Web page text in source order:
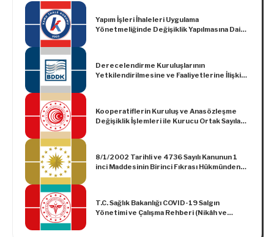
Yapım İşleri İhaleleri Uygulama
Yönetmeliğinde Değişiklik Yapılmasına Dair
Derecelendirme Kuruluşlarının
Yetkilendirilmesine ve Faaliyetlerine İlişkin
Kooperatiflerin Kuruluş ve Anasözleşme
Değişiklik İşlemleri ile Kurucu Ortak Sayıları
8/1/2002 Tarihli ve 4736 Sayılı Kanunun 1
inci Maddesinin Birinci Fıkrası Hükmünden
Yapılmasına İlişkin Karar (Karar Sayısı: 5089)
T.C. Sağlık Bakanlığı COVID-19 Salgın
Yönetimi ve Çalışma Rehberi (Nikâh ve